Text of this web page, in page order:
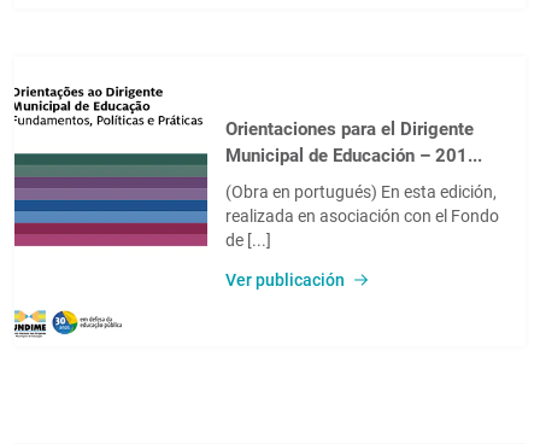
Orientaciones para el Dirigente
Municipal de Educación – 201...
(Obra en portugués) En esta edición,
realizada en asociación con el Fondo
de [...]
Ver publicación